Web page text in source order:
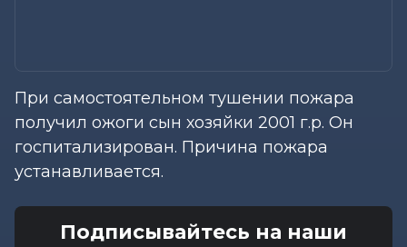
При самостоятельном тушении пожара
получил ожоги сын хозяйки 2001 г.р. Он
госпитализирован. Причина пожара
устанавливается.
Подписывайтесь на наши